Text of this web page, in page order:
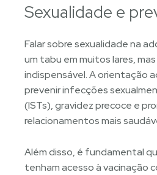
Sexualidade e
Falar sobre sexualidade na
um tabu em muitos lares,
indispensável. A orientação
prevenir infecções
(ISTs), gravidez precoce e
relacionamentos mais
Além disso, é fundamental
tenham acesso à vacinação